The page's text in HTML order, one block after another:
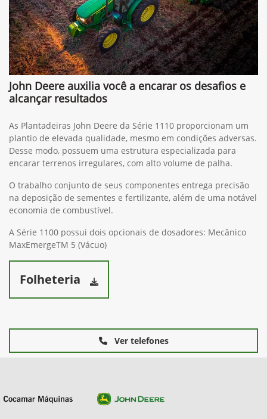
John Deere auxilia você a encarar os desafios e
alcançar resultados
As Plantadeiras John Deere da Série 1110 proporcionam um
plantio de elevada qualidade, mesmo em condições adversas.
Desse modo, possuem uma estrutura especializada para
encarar terrenos irregulares, com alto volume de palha.
O trabalho conjunto de seus componentes entrega precisão
na deposição de sementes e fertilizante, além de uma notável
economia de combustível.
A Série 1100 possui dois opcionais de dosadores: Mecânico
MaxEmergeTM 5 (Vácuo)
Folheteria
Ver telefones